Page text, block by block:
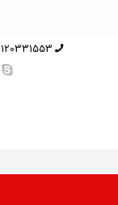
09120331553 دفتر